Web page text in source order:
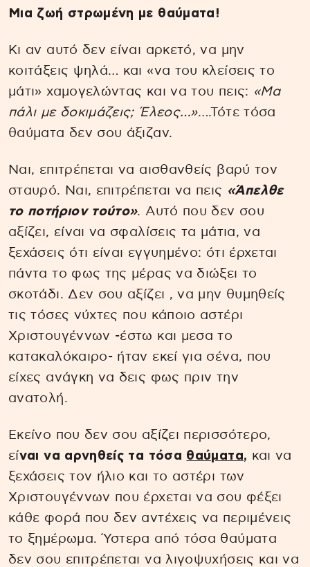
Μια ζωή στρωμένη με θαύματα!
Κι αν αυτό δεν είναι αρκετό, να μην
κοιτάξεις ψηλά… και «να του κλείσεις το
μάτι» χαμογελώντας και να του πεις: «Μα
πάλι με δοκιμάζεις; Έλεος…»….Τότε τόσα
θαύματα δεν σου άξιζαν.
Ναι, επιτρέπεται να αισθανθείς βαρύ τον
σταυρό. Ναι, επιτρέπεται να πεις «Άπελθε
το ποτήριον τούτο». Αυτό που δεν σου
αξίζει, είναι να σφαλίσεις τα μάτια, να
ξεχάσεις ότι είναι εγγυημένο: ότι έρχεται
πάντα το φως της μέρας να διώξει το
σκοτάδι. Δεν σου αξίζει , να μην θυμηθείς
τις τόσες νύχτες που κάποιο αστέρι
Χριστουγέννων -έστω και μεσα το
κατακαλόκαιρο- ήταν εκεί για σένα, που
είχες ανάγκη να δεις φως πριν την
ανατολή.
Εκείνο που δεν σου αξίζει περισσότερο,
είναι να αρνηθείς τα τόσα θαύματα, και να
ξεχάσεις τον ήλιο και το αστέρι των
Χριστουγέννων που έρχεται να σου φέξει
κάθε φορά που δεν αντέχεις να περιμένεις
το ξημέρωμα. Ύστερα από τόσα θαύματα
δεν σου επιτρέπεται να λιγοψυχήσεις και να